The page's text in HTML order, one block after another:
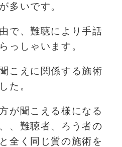
多いです。
で、難聴により手話
っしゃいます。
こえに関係する施術
た。
が聞こえる様になる
、難聴者、ろう者の
全く同じ質の施術を